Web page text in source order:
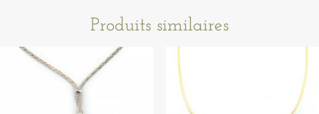
Produits similaires